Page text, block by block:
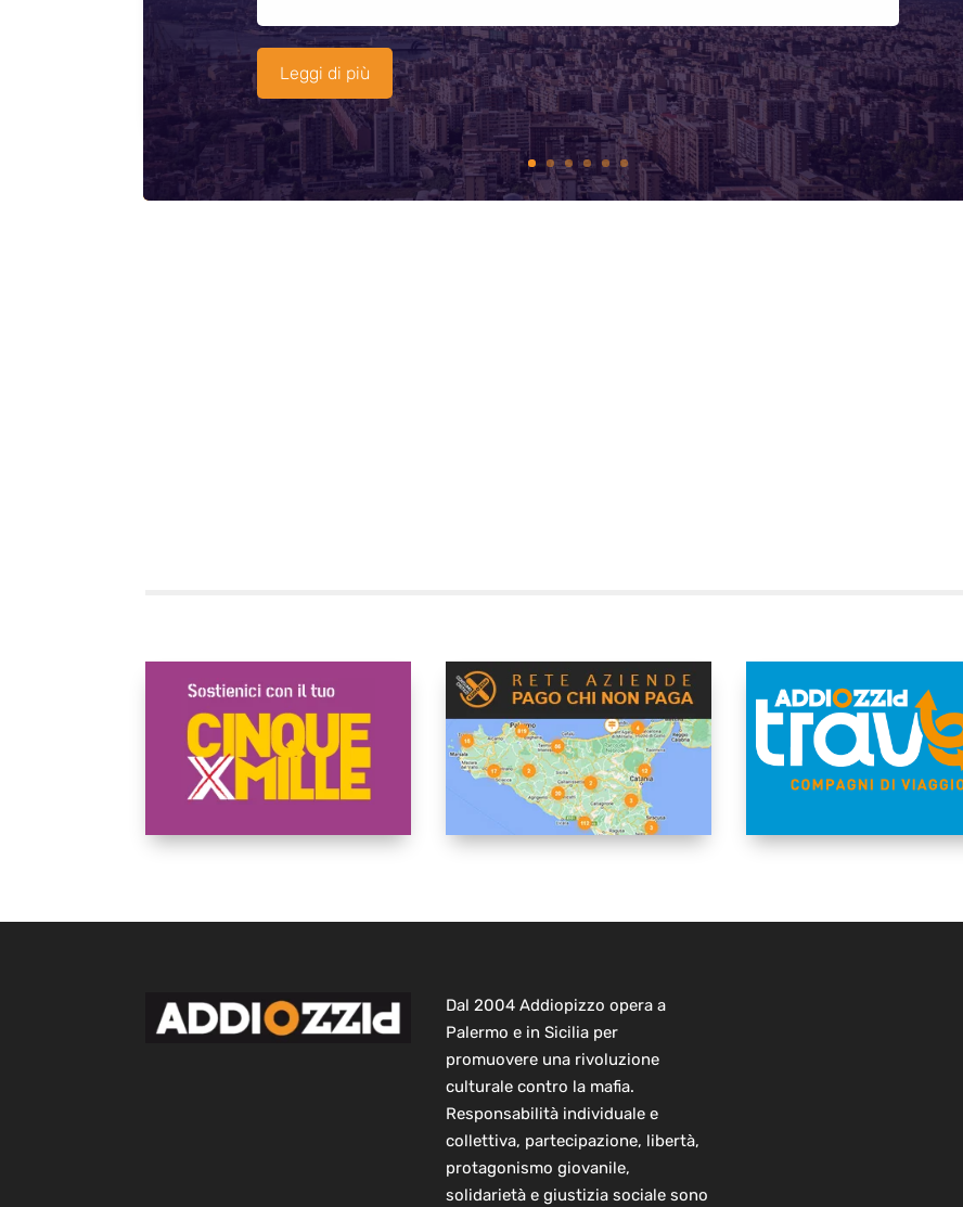
Leggi di più
Dal 2004 Addiopizzo opera a
Palermo e in Sicilia per
promuovere una rivoluzione
culturale contro la mafia.
Responsabilità individuale e
collettiva, partecipazione, libertà,
protagonismo giovanile,
solidarietà e giustizia sociale sono